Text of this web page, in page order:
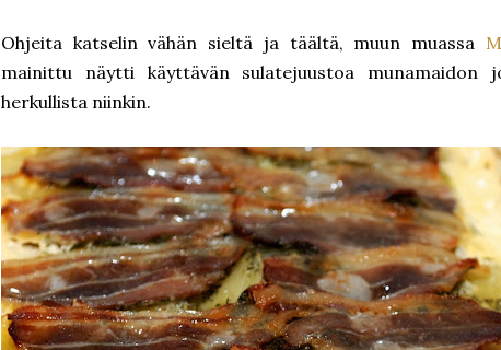
Ohjeita katselin vähän sieltä ja täältä, muun muassa
mainittu näytti käyttävän sulatejuustoa munamaidon
herkullista niinkin.